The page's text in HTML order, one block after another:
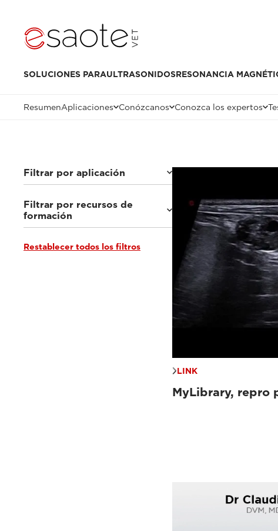
SOLUCIONES PARAULTRASONIDOSRESONANCIA
ResumenAplicaciones Conózcanos Conozca los expertos
Filtrar por aplicación
Animales pequeños (62)
Equinos
Otros(2)
Filtrar por recursos de
formación
Tutoriales y bibliotecas en línea
Restablecer todos los filtros
LINK
MyLibrary, repro